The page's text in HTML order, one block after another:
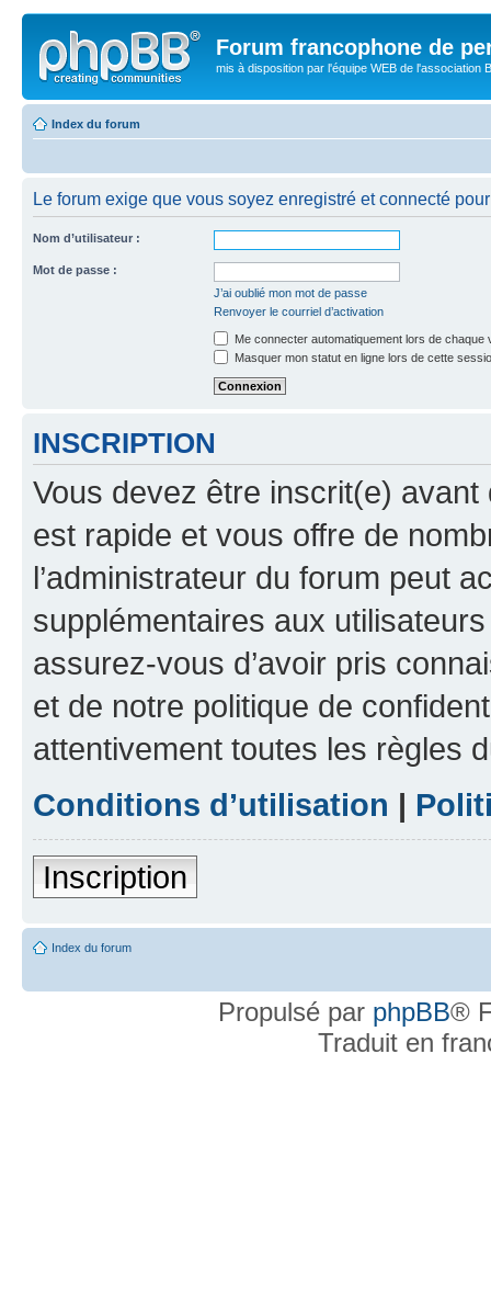
Forum francophone de
mis à disposition par l'équipe WEB de l'association
Index du forum
Le forum exige que vous soyez enregistré et connecté
Nom d’utilisateur :
Mot de passe :
J’ai oublié mon mot de passe
Renvoyer le courriel d’activation
Me connecter automatiquement lors de chaque
Masquer mon statut en ligne lors de cette
INSCRIPTION
Vous devez être inscrit(e) avant
est rapide et vous offre de
l’administrateur du forum peut
supplémentaires aux
assurez-vous d’avoir pris
et de notre politique de
attentivement toutes les règles
Conditions d’utilisation |
Inscription
Index du forum
Propulsé par phpBB®
Traduit en